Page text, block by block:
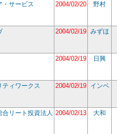
・サービス 2004/02/20 野村
2004/02/19 みずほ
2004/02/19 日興
ティワークス 2004/02/19 インベ
合リート投資法人 2004/02/13 大和